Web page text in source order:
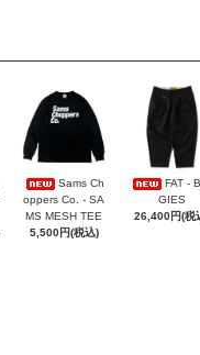
Sams Ch
oppers Co. - SA
MS MESH TEE
5,500円(税込)
FAT -
GIES
26,400円(税